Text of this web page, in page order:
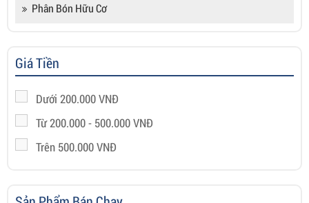
Phân Bón Hữu Cơ
Giá Tiền
Dưới 200.000 VNĐ
Từ 200.000 - 500.000 VNĐ
Trên 500.000 VNĐ